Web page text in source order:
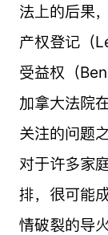
法上的后果
产权登记（
受益权（
加拿大法院
关注的问题之
对于许多家
排，很可能
情破裂的导火